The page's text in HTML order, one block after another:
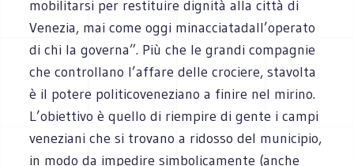
mobilitarsi per restituire dignità alla città di
Venezia, mai come oggi minacciatadall’operato
di chi la governa”. Più che le grandi compagnie
che controllano l’affare delle crociere, stavolta
è il potere politicoveneziano a finire nel mirino.
L’obiettivo è quello di riempire di gente i campi
veneziani che si trovano a ridosso del municipio,
in modo da impedire simbolicamente (anche